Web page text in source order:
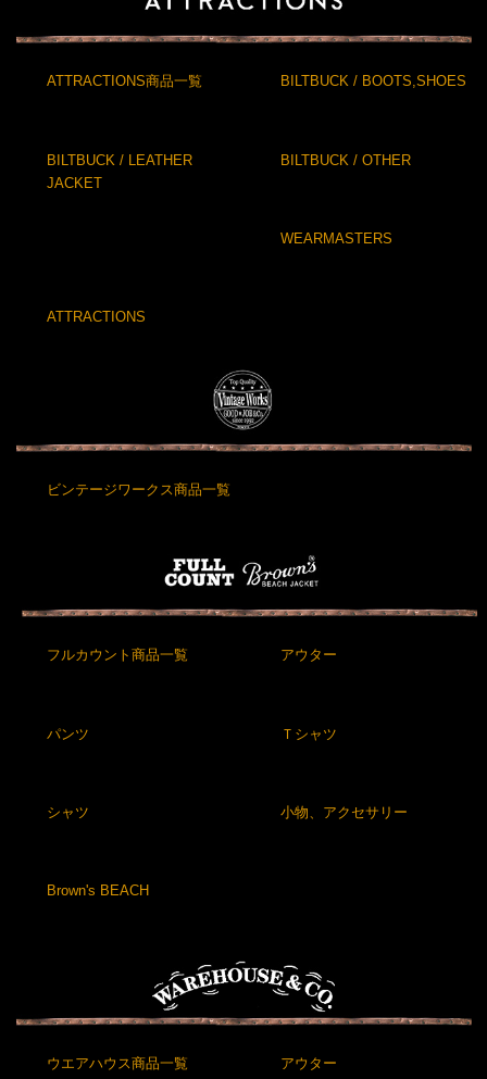
ATTRACTIONS商品一覧 BILTBUCK / BOOTS,SHOES
BILTBUCK / LEATHER
JACKET
BILTBUCK / OTHER
WEARMASTERS
ATTRACTIONS
ビンテージワークス商品一覧
フルカウント商品一覧 アウター
パンツ Ｔシャツ
シャツ 小物、アクセサリー
Brown's BEACH
ウエアハウス商品一覧 アウター